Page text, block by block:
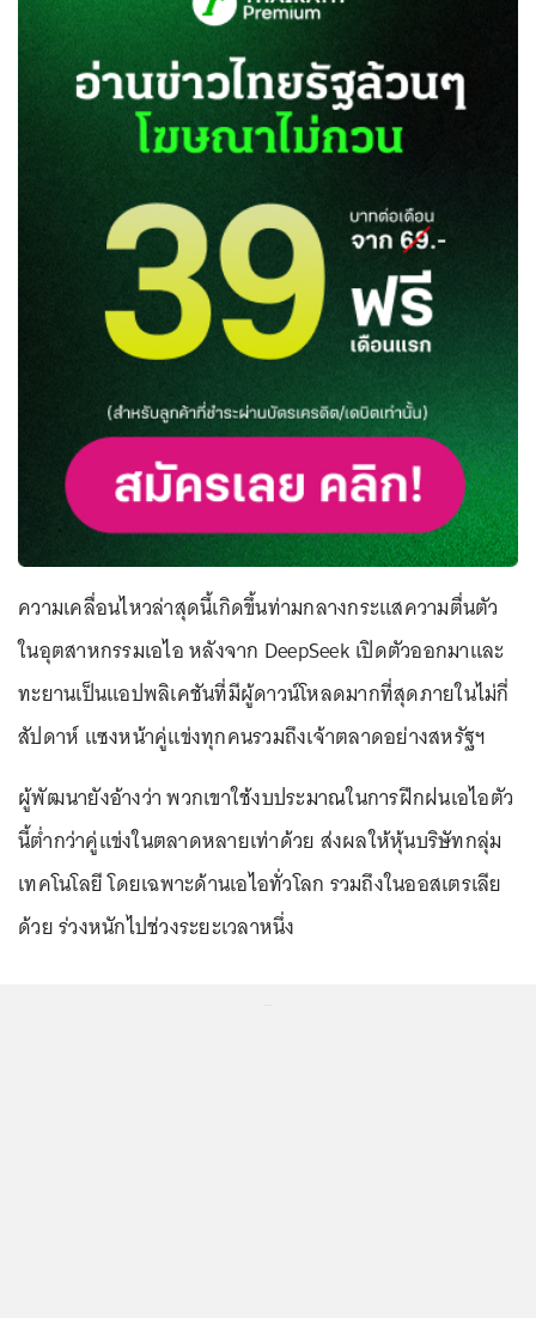
ความเคลื่อนไหวล่าสุดนี้เกิดขึ้นท่ามกลางกระแสความตื่นตัว
ในอุตสาหกรรมเอไอ หลังจาก DeepSeek เปิดตัวออกมาและ
ทะยานเป็นแอปพลิเคชันที่มีผู้ดาวน์โหลดมากที่สุดภายในไม่กี่
สัปดาห์ แซงหน้าคู่แข่งทุกคนรวมถึงเจ้าตลาดอย่างสหรัฐฯ
ผู้พัฒนายังอ้างว่า พวกเขาใช้งบประมาณในการฝึกฝนเอไอตัว
นี้ต่ำกว่าคู่แข่งในตลาดหลายเท่าด้วย ส่งผลให้หุ้นบริษัทกลุ่ม
เทคโนโลยี โดยเฉพาะด้านเอไอทั่วโลก รวมถึงในออสเตรเลีย
ด้วย ร่วงหนักไปช่วงระยะเวลาหนึ่ง